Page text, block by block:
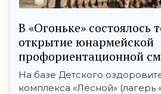
В «Огоньке» состоялось
открытие юнармейской
профориентационной
На базе Детского
комплекса «Лесной» (лагерь